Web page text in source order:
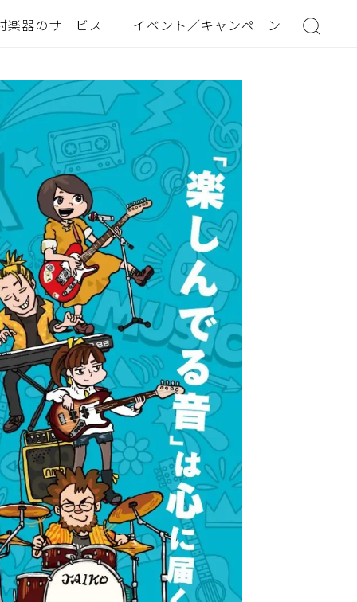
楽器のサービス イベント／キャンペーン